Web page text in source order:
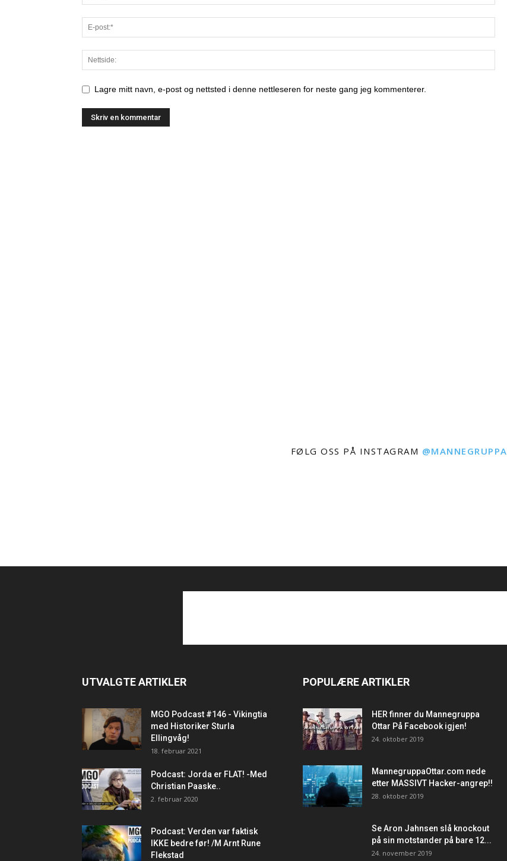
Lagre mitt navn, e-post og nettsted i denne nettleseren for neste gang jeg kommenterer.
FØLG OSS PÅ INSTAGRAM @MANNEGRUPPA
UTVALGTE ARTIKLER
MGO Podcast #146 - Vikingtia
med Historiker Sturla
Ellingvåg!
18. februar 2021
Podcast: Jorda er FLAT! -Med
Christian Paaske..
2. februar 2020
Podcast: Verden var faktisk
IKKE bedre før! /M Arnt Rune
Flekstad
POPULÆRE ARTIKLER
HER finner du Mannegruppa
Ottar På Facebook igjen!
24. oktober 2019
MannegruppaOttar.com nede
etter MASSIVT Hacker-angrep!!
28. oktober 2019
Se Aron Jahnsen slå knockout
på sin motstander på bare 12...
24. november 2019